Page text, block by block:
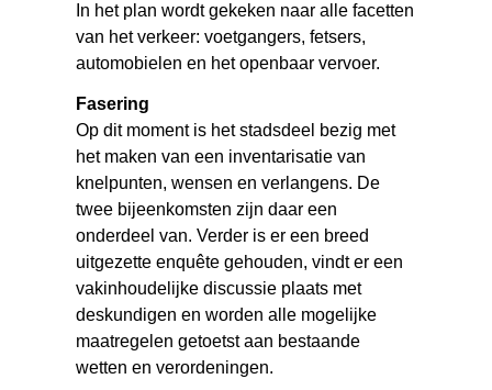
In het plan wordt gekeken naar alle facetten
van het verkeer: voetgangers, fetsers,
automobielen en het openbaar vervoer.
Fasering
Op dit moment is het stadsdeel bezig met
het maken van een inventarisatie van
knelpunten, wensen en verlangens. De
twee bijeenkomsten zijn daar een
onderdeel van. Verder is er een breed
uitgezette enquête gehouden, vindt er een
vakinhoudelijke discussie plaats met
deskundigen en worden alle mogelijke
maatregelen getoetst aan bestaande
wetten en verordeningen.